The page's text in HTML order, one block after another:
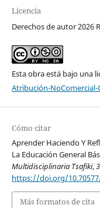
Licencia
Derechos de autor 2026
Esta obra está bajo una
Atribución-
Cómo citar
Aprender Haciendo Y
La Educación General
Multidisciplinaria Tsafiki,3
https://doi.org/
Más formatos de cita